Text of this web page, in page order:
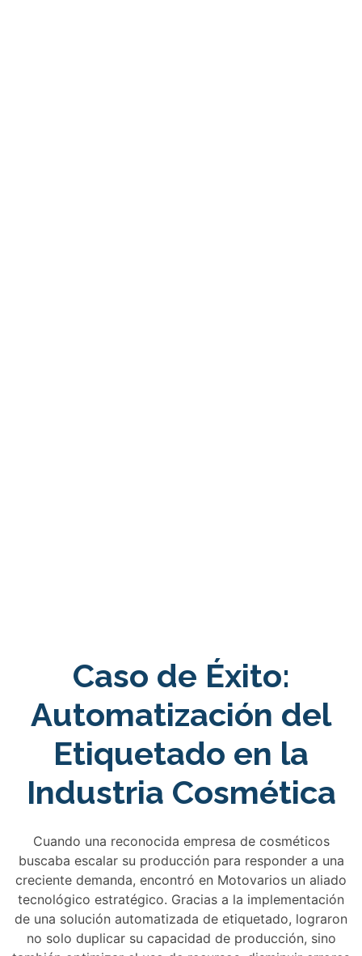
Caso de Éxito:
Automatización del
Etiquetado en la
Industria Cosmética
Cuando una reconocida empresa de cosméticos
buscaba escalar su producción para responder a una
creciente demanda, encontró en Motovarios un aliado
tecnológico estratégico. Gracias a la implementación
de una solución automatizada de etiquetado, lograron
no solo duplicar su capacidad de producción, sino